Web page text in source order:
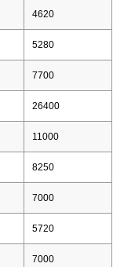
4620
5280
7700
26400
11000
8250
7000
5720
7000